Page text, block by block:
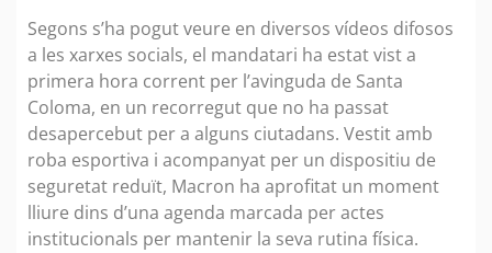
Segons s’ha pogut veure en diversos vídeos difosos
a les xarxes socials, el mandatari ha estat vist a
primera hora corrent per l’avinguda de Santa
Coloma, en un recorregut que no ha passat
desapercebut per a alguns ciutadans. Vestit amb
roba esportiva i acompanyat per un dispositiu de
seguretat reduït, Macron ha aprofitat un moment
lliure dins d’una agenda marcada per actes
institucionals per mantenir la seva rutina física.